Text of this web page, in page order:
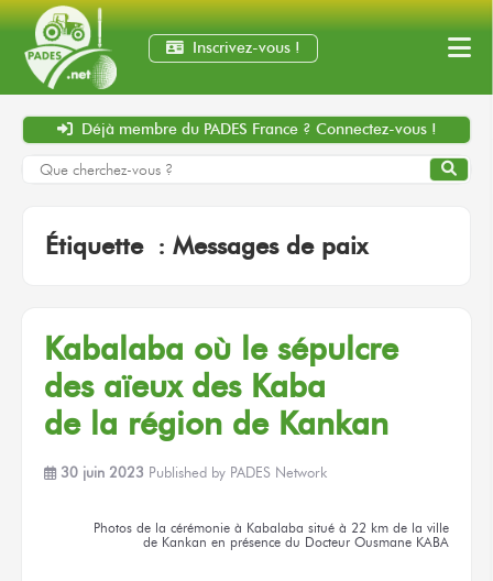
Inscrivez-vous !
Déjà membre du PADES France ? Connectez-vous !
Étiquette : Messages de paix
Kabalaba où le sépulcre
des aïeux des Kaba
de la région de Kankan
30 juin 2023 Published by PADES Network
Photos de la cérémonie à Kabalaba situé à 22 km de la ville
de Kankan en présence du Docteur Ousmane KABA